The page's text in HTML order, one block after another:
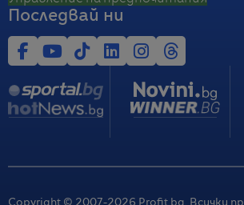
Последвай ни
Copyright © 2007-2026 Profit.bg. Всички